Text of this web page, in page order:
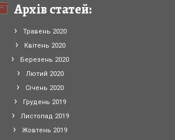
Архів статей:
Травень 2020
Квітень 2020
Березень 2020
Лютий 2020
Січень 2020
Грудень 2019
Листопад 2019
Жовтень 2019